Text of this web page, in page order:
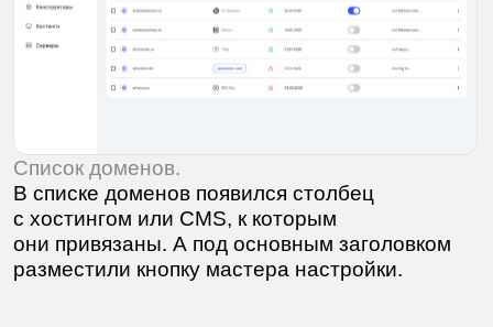
Подробности домена с новой карточкой
мастера настройки и разбивкой на блоки.
В классическом способе привязки домена
к вашему сайту всё происходит довольно
сложно. Учитывая результаты аналитики,
мы внедрили несколько изменений.